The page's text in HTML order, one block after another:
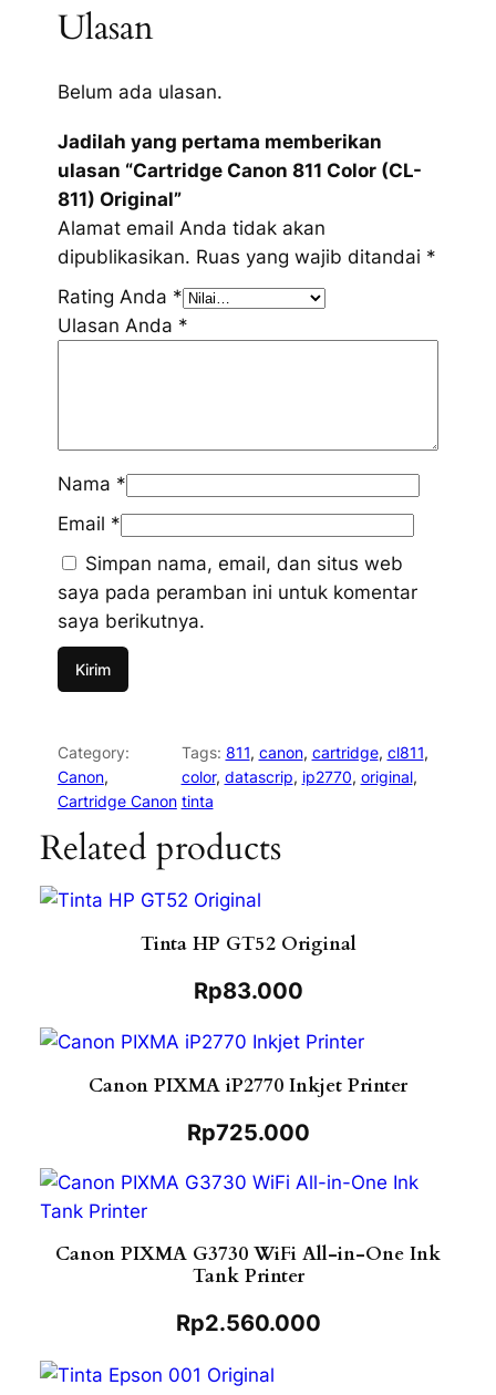
Ulasan
Belum ada ulasan.
Jadilah yang pertama memberikan
ulasan “Cartridge Canon 811 Color (CL-
811) Original”
Alamat email Anda tidak akan
dipublikasikan. Ruas yang wajib ditandai *
Rating Anda *
Ulasan Anda *
Nama *
Email *
Simpan nama, email, dan situs web
saya pada peramban ini untuk komentar
saya berikutnya.
Category:
Canon
Cartridge Canon
Tags: 811, canon, cartridge, cl811
color, datascrip, ip2770, original
tinta
Related products
Tinta HP GT52 Original
Rp83.000
Canon PIXMA iP2770 Inkjet Printer
Rp725.000
Canon PIXMA G3730 WiFi All-in-One Ink
Tank Printer
Rp2.560.000